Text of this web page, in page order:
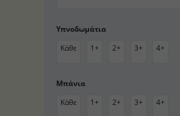
Υπνοδωμάτια
Κάθε
1+ 2+ 3+ 4+
Μπάνια
Κάθε
1+ 2+ 3+ 4+